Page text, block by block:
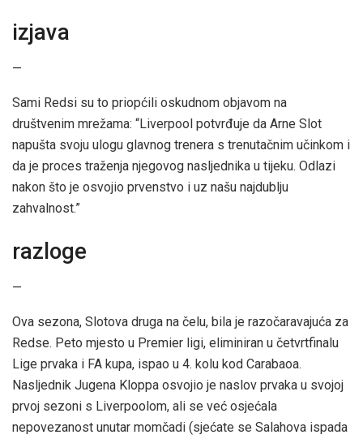
izjava
—
Sami Redsi su to priopćili oskudnom objavom na
društvenim mrežama: “Liverpool potvrđuje da Arne Slot
napušta svoju ulogu glavnog trenera s trenutačnim učinkom i
da je proces traženja njegovog nasljednika u tijeku. Odlazi
nakon što je osvojio prvenstvo i uz našu najdublju
zahvalnost.”
razloge
—
Ova sezona, Slotova druga na čelu, bila je razočaravajuća za
Redse. Peto mjesto u Premier ligi, eliminiran u četvrtfinalu
Lige prvaka i FA kupa, ispao u 4. kolu kod Carabaoa.
Nasljednik Jugena Kloppa osvojio je naslov prvaka u svojoj
prvoj sezoni s Liverpoolom, ali se već osjećala
nepovezanost unutar momčadi (sjećate se Salahova ispada